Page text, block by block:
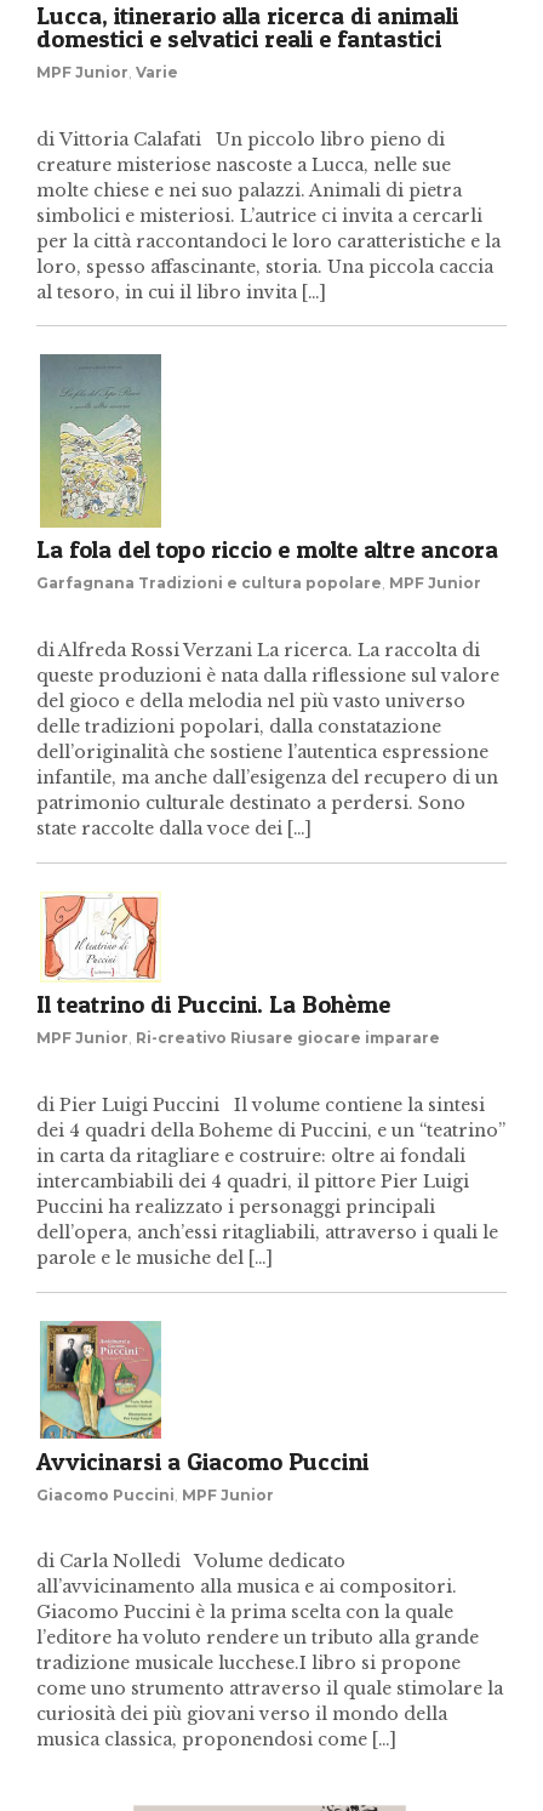
Lucca, itinerario alla ricerca di animali
domestici e selvatici reali e fantastici
MPF Junior, Varie
di Vittoria Calafati Un piccolo libro pieno di
creature misteriose nascoste a Lucca, nelle sue
molte chiese e nei suo palazzi. Animali di pietra
simbolici e misteriosi. L’autrice ci invita a cercarli
per la città raccontandoci le loro caratteristiche e la
loro, spesso affascinante, storia. Una piccola caccia
al tesoro, in cui il libro invita […]
La fola del topo riccio e molte altre ancora
Garfagnana Tradizioni e cultura popolare, MPF Junior
di Alfreda Rossi Verzani La ricerca. La raccolta di
queste produzioni è nata dalla riflessione sul valore
del gioco e della melodia nel più vasto universo
delle tradizioni popolari, dalla constatazione
dell’originalità che sostiene l’autentica espressione
infantile, ma anche dall’esigenza del recupero di un
patrimonio culturale destinato a perdersi. Sono
state raccolte dalla voce dei […]
Il teatrino di Puccini. La Bohème
MPF Junior, Ri-creativo Riusare giocare imparare
di Pier Luigi Puccini Il volume contiene la sintesi
dei 4 quadri della Boheme di Puccini, e un “teatrino”
in carta da ritagliare e costruire: oltre ai fondali
intercambiabili dei 4 quadri, il pittore Pier Luigi
Puccini ha realizzato i personaggi principali
dell’opera, anch’essi ritagliabili, attraverso i quali le
parole e le musiche del […]
Avvicinarsi a Giacomo Puccini
Giacomo Puccini MPF Junior
di Carla Nolledi Volume dedicato
all’avvicinamento alla musica e ai compositori.
Giacomo Puccini è la prima scelta con la quale
l’editore ha voluto rendere un tributo alla grande
tradizione musicale lucchese.I libro si propone
come uno strumento attraverso il quale stimolare la
curiosità dei più giovani verso il mondo della
musica classica, proponendosi come […]